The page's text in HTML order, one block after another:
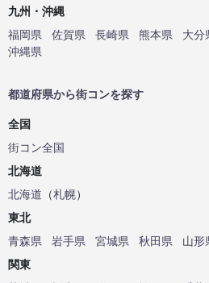
九州・沖縄
福岡県
佐賀県 長崎県 熊本県 大分
沖縄県
都道府県から街コンを探す
全国
街コン全国
北海道
北海道 （札幌）
東北
青森県
岩手県 宮城県 秋田県 山形
関東